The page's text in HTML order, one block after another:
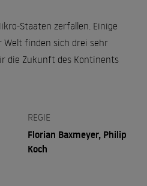
Staaten zerfallen. Einige
Welt finden sich drei sehr
die Zukunft des Kontinents
REGIE
Florian Baxmeyer, Philip
Koch